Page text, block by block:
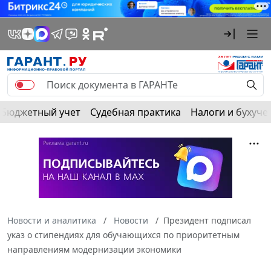
Бюджетный учет Судебная практика Налоги и
Новости и аналитика Новости
Президент подписал
указ о стипендиях для обучающихся по приоритетным
направлениям модернизации экономики